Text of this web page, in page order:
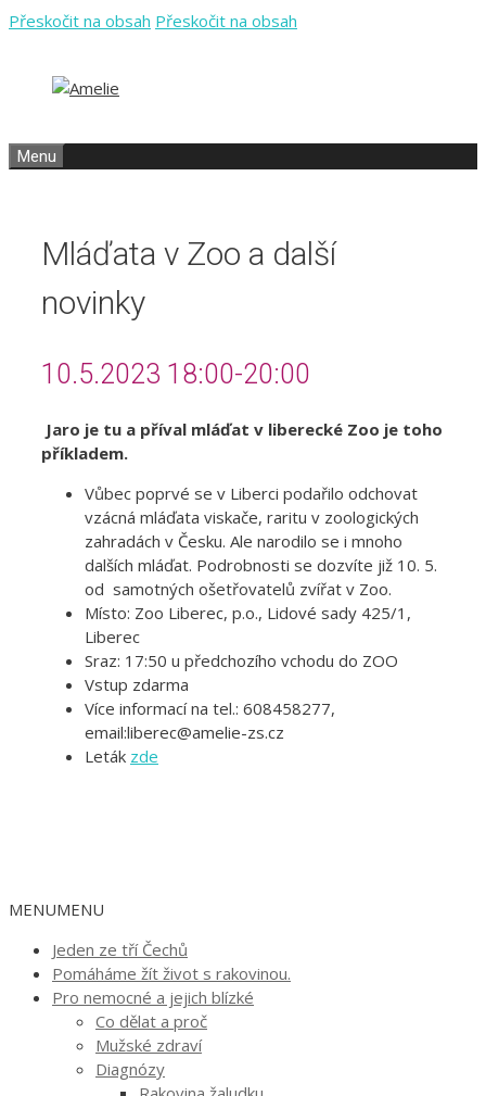
Přeskočit na obsah Přeskočit na obsah
Menu
Mláďata v Zoo a další
novinky
10.5.2023 18:00-20:00
Jaro je tu a příval mláďat v liberecké Zoo je toho
příkladem.
Vůbec poprvé se v Liberci podařilo odchovat
vzácná mláďata viskače, raritu v zoologických
zahradách v Česku. Ale narodilo se i mnoho
dalších mláďat. Podrobnosti se dozvíte již 10. 5.
od samotných ošetřovatelů zvířat v Zoo.
Místo: Zoo Liberec, p.o., Lidové sady 425/1,
Liberec
Sraz: 17:50 u předchozího vchodu do ZOO
Vstup zdarma
Více informací na tel.: 608458277,
email:liberec@amelie-zs.cz
Leták zde
MENUMENU
Jeden ze tří Čechů
Pomáháme žít život s rakovinou.
Pro nemocné a jejich blízké
Co dělat a proč
Mužské zdraví
Diagnózy